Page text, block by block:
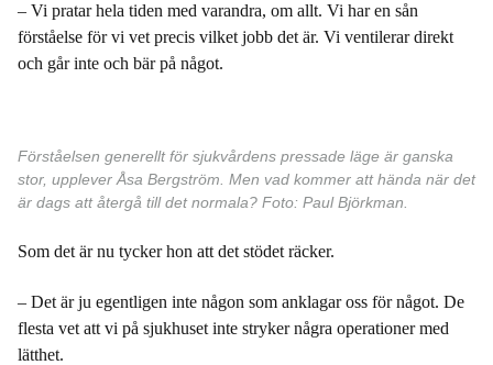
– Vi pratar hela tiden med varandra, om allt. Vi har en sån
förståelse för vi vet precis vilket jobb det är. Vi ventilerar direkt
och går inte och bär på något.
Förståelsen generellt för sjukvårdens pressade läge är ganska
stor, upplever Åsa Bergström. Men vad kommer att hända när det
är dags att återgå till det normala? Foto: Paul Björkman.
Som det är nu tycker hon att det stödet räcker.
– Det är ju egentligen inte någon som anklagar oss för något. De
flesta vet att vi på sjukhuset inte stryker några operationer med
lätthet.